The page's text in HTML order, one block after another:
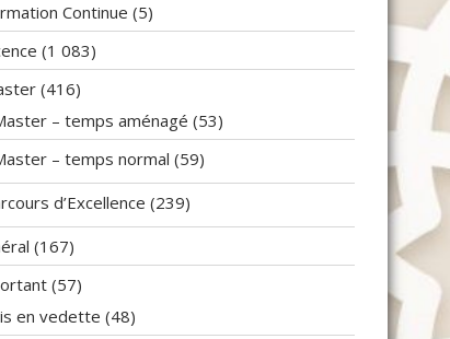
Continue (5)
(1 083)
(416)
– temps aménagé (53)
– temps normal (59)
d’Excellence (239)
(167)
(57)
en vedette (48)